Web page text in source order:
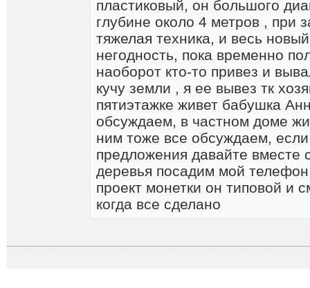
пластиковый, он большого
глубине около 4 метров , при
тяжелая техника, и весь
негодность, пока временно
наоборот кто-то привез и
кучу земли , я ее вывез тк
пятиэтажке живет бабушка
обсуждаем, в частном доме
ним тоже все обсуждаем,
предложения давайте вместе
деревья посадим мой
проект монетки он типовой и
когда все сделано